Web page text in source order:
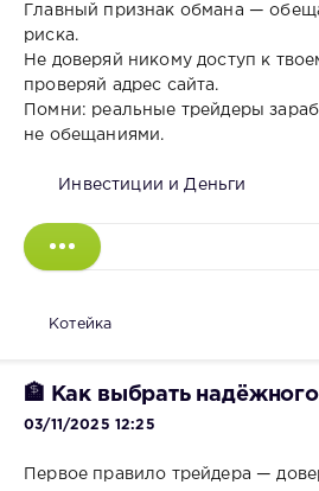
Главный признак обмана —
риска.
Не доверяй никому доступ к
проверяй адрес сайта.
Помни: реальные трейдеры
не обещаниями.
Инвестиции и Деньги
Котейка
🏦 Как выбрать
03/11/2025 12:25
Первое правило трейдера —